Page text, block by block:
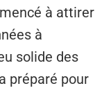
à attirer
à
solide des
préparé pour